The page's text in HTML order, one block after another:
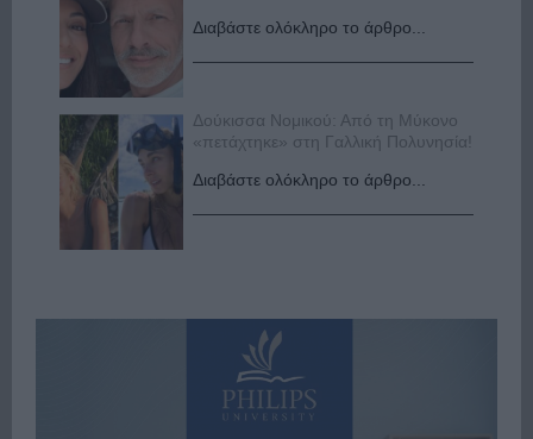
Διαβάστε ολόκληρο το άρθρο...
Δούκισσα Νομικού: Από τη Μύκονο
«πετάχτηκε» στη Γαλλική Πολυνησία!
Διαβάστε ολόκληρο το άρθρο...